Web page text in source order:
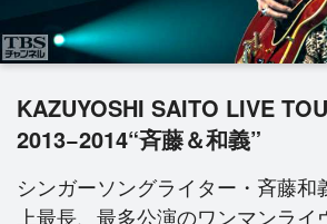
KAZUYOSHI SAITO LIVE
2013−2014“斉藤＆和義”
シンガーソングライター・斉藤和
上最長、最多公演のワンマンライ